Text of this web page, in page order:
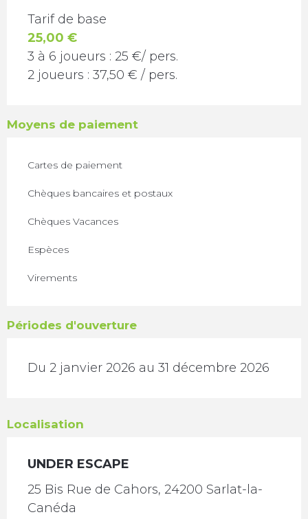
TARIFS 2026
Tarif de base
25,00 €
3 à 6 joueurs : 25 €/ pers.
2 joueurs : 37,50 € / pers.
Moyens de paiement
Cartes de paiement
Chèques bancaires et postaux
Chèques Vacances
Espèces
Virements
Périodes d'ouverture
Du 2 janvier 2026 au 31 décembre 2026
Localisation
UNDER ESCAPE
25 Bis Rue de Cahors, 24200 Sarlat-la-
Canéda